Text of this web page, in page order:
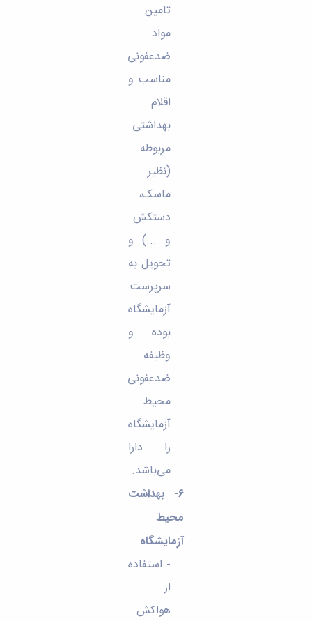
تامین
مواد
ضدعفونی
مناسب و
اقلام
بهداشتی
مربوطه
(نظیر
ماسک،
دستکش
و ...) و
تحویل به
سرپرست
آزمایشگاه
بوده و
وظیفه
ضدعفونی
محیط
آزمایشگاه
را دارا
می‌باشد.
6- بهداشت
محیط
آزمایشگاه
- استفاده
از
هواکش